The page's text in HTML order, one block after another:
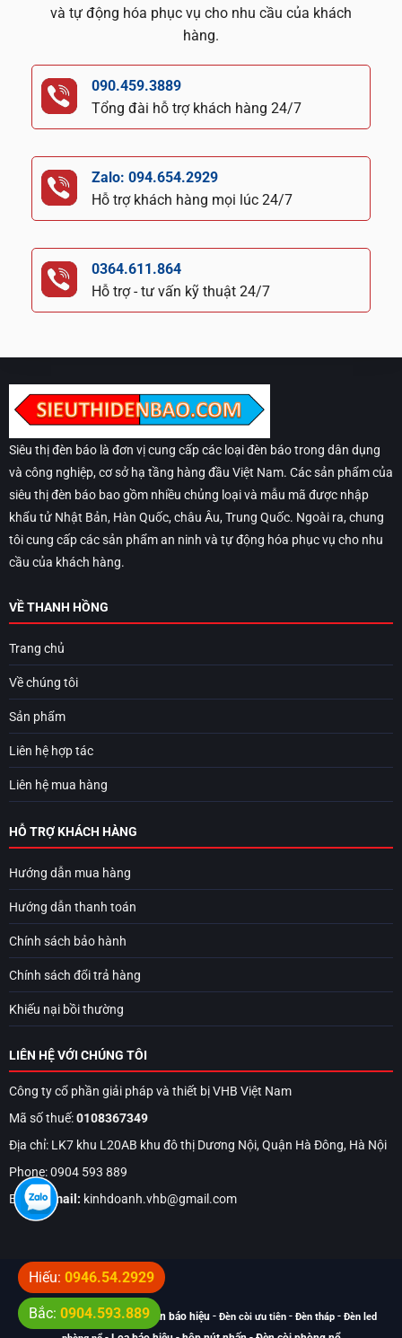
và tự động hóa phục vụ cho nhu cầu của khách
hàng.
090.459.3889
Tổng đài hỗ trợ khách hàng 24/7
Zalo: 094.654.2929
Hỗ trợ khách hàng mọi lúc 24/7
0364.611.864
Hỗ trợ - tư vấn kỹ thuật 24/7
Siêu thị đèn báo là đơn vị cung cấp các loại đèn báo trong dân dụng
và công nghiệp, cơ sở hạ tầng hàng đầu Việt Nam. Các sản phẩm của
siêu thị đèn báo bao gồm nhiều chủng loại và mẫu mã được nhập
khẩu tử Nhật Bản, Hàn Quốc, châu Âu, Trung Quốc. Ngoài ra, chung
tôi cung cấp các sản phẩm an ninh và tự động hóa phục vụ cho nhu
cầu của khách hàng.
VỀ THANH HỒNG
Trang chủ
Về chúng tôi
Sản phẩm
Liên hệ hợp tác
Liên hệ mua hàng
HỖ TRỢ KHÁCH HÀNG
Hướng dẫn mua hàng
Hướng dẫn thanh toán
Chính sách bảo hành
Chính sách đổi trả hàng
Khiếu nại bồi thường
LIÊN HỆ VỚI CHÚNG TÔI
Công ty cổ phần giải pháp và thiết bị VHB Việt Nam
Mã số thuế:0108367349
Địa chỉ: LK7 khu L20AB khu đô thị Dương Nội, Quận Hà Đông, Hà Nội
Phone: 0904 593 889
Email:Email: kinhdoanh.vhb@gmail.com
Top từ khóa tìm kiếm:Đèn báo hiệu - Đèn còi ưu tiên- Đèn tháp- Đèn led
Hiếu: 0946.54.2929
Bắc: 0904.593.889